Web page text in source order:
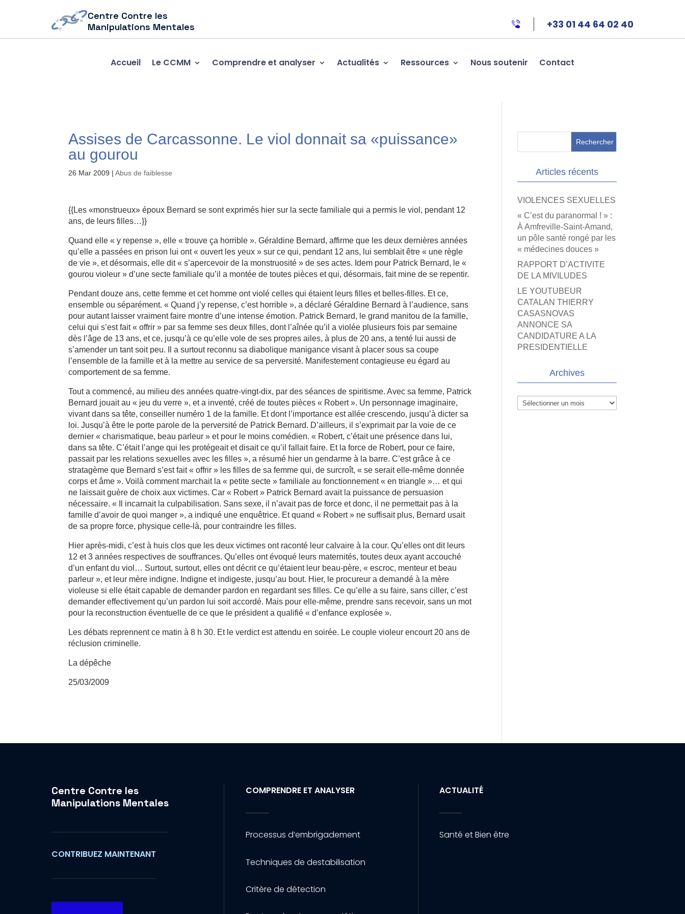
Centre Contre les
Manipulations Mentales
+33 01 44 64 02 40
Accueil Le CCMM Comprendre et analyser Actualités Ressources Nous soutenir Contact
Assises de Carcassonne. Le viol donnait sa «puissance»
au gourou
26 Mar 2009 |Abus de faiblesse
{{Les «monstrueux» époux Bernard se sont exprimés hier sur la secte familiale qui a permis le viol, pendant 12
ans, de leurs filles…}}
Quand elle « y repense », elle « trouve ça horrible ». Géraldine Bernard, affirme que les deux dernières années
qu’elle a passées en prison lui ont « ouvert les yeux » sur ce qui, pendant 12 ans, lui semblait être « une règle
de vie », et désormais, elle dit « s’apercevoir de la monstruosité » de ses actes. Idem pour Patrick Bernard, le «
gourou violeur » d’une secte familiale qu’il a montée de toutes pièces et qui, désormais, fait mine de se repentir.
Pendant douze ans, cette femme et cet homme ont violé celles qui étaient leurs filles et belles-filles. Et ce,
ensemble ou séparément. « Quand j’y repense, c’est horrible », a déclaré Géraldine Bernard à l’audience, sans
pour autant laisser vraiment faire montre d’une intense émotion. Patrick Bernard, le grand manitou de la famille,
celui qui s’est fait « offrir » par sa femme ses deux filles, dont l’aînée qu’il a violée plusieurs fois par semaine
dès l’âge de 13 ans, et ce, jusqu’à ce qu’elle vole de ses propres ailes, à plus de 20 ans, a tenté lui aussi de
s’amender un tant soit peu. Il a surtout reconnu sa diabolique manigance visant à placer sous sa coupe
l’ensemble de la famille et à la mettre au service de sa perversité. Manifestement contagieuse eu égard au
comportement de sa femme.
Tout a commencé, au milieu des années quatre-vingt-dix, par des séances de spiritisme. Avec sa femme, Patrick
Bernard jouait au « jeu du verre », et a inventé, créé de toutes pièces « Robert ». Un personnage imaginaire,
vivant dans sa tête, conseiller numéro 1 de la famille. Et dont l’importance est allée crescendo, jusqu’à dicter sa
loi. Jusqu’à être le porte parole de la perversité de Patrick Bernard. D’ailleurs, il s’exprimait par la voie de ce
dernier « charismatique, beau parleur » et pour le moins comédien. « Robert, c’était une présence dans lui,
dans sa tête. C’était l’ange qui les protégeait et disait ce qu’il fallait faire. Et la force de Robert, pour ce faire,
passait par les relations sexuelles avec les filles », a résumé hier un gendarme à la barre. C’est grâce à ce
stratagème que Bernard s’est fait « offrir » les filles de sa femme qui, de surcroît, « se serait elle-même donnée
corps et âme ». Voilà comment marchait la « petite secte » familiale au fonctionnement « en triangle »… et qui
ne laissait guère de choix aux victimes. Car « Robert » Patrick Bernard avait la puissance de persuasion
nécessaire. « Il incarnait la culpabilisation. Sans sexe, il n’avait pas de force et donc, il ne permettait pas à la
famille d’avoir de quoi manger », a indiqué une enquêtrice. Et quand « Robert » ne suffisait plus, Bernard usait
de sa propre force, physique celle-là, pour contraindre les filles.
Hier après-midi, c’est à huis clos que les deux victimes ont raconté leur calvaire à la cour. Qu’elles ont dit leurs
12 et 3 années respectives de souffrances. Qu’elles ont évoqué leurs maternités, toutes deux ayant accouché
d’un enfant du viol… Surtout, surtout, elles ont décrit ce qu’étaient leur beau-père, « escroc, menteur et beau
parleur », et leur mère indigne. Indigne et indigeste, jusqu’au bout. Hier, le procureur a demandé à la mère
violeuse si elle était capable de demander pardon en regardant ses filles. Ce qu’elle a su faire, sans ciller, c’est
demander effectivement qu’un pardon lui soit accordé. Mais pour elle-même, prendre sans recevoir, sans un mot
pour la reconstruction éventuelle de ce que le président a qualifié « d’enfance explosée ».
Les débats reprennent ce matin à 8 h 30. Et le verdict est attendu en soirée. Le couple violeur encourt 20 ans de
réclusion criminelle.
La dépêche
25/03/2009
Articles récents
VIOLENCES SEXUELLES
« C’est du paranormal ! » :
À Amfreville-Saint-Amand,
un pôle santé rongé par les
« médecines douces »
RAPPORT D’ACTIVITE
DE LA MIVILUDES
LE YOUTUBEUR
CATALAN THIERRY
CASASNOVAS
ANNONCE SA
CANDIDATURE A LA
PRESIDENTIELLE
Archives
Archives
Centre Contre les
Manipulations Mentales
CONTRIBUEZ MAINTENANT
COMPRENDRE ET ANALYSER
Processus d’embrigadement
Techniques de destabilisation
Critère de détection
ACTUALITÉ
Santé et Bien être